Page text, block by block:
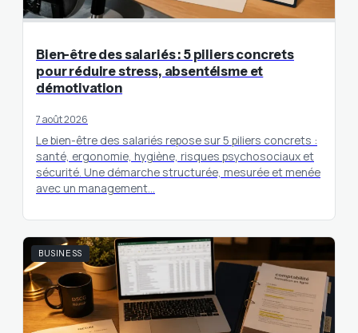
Bien-être des salariés : 5 piliers concrets
pour réduire stress, absentéisme et
démotivation
7 août 2026
Le bien-être des salariés repose sur 5 piliers concrets :
santé, ergonomie, hygiène, risques psychosociaux et
sécurité. Une démarche structurée, mesurée et menée
avec un management…
BUSINESS